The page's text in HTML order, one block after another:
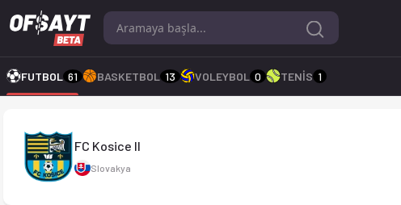
FC Kosice II 25-26 sezonu | 3. Liga East'de 11. sırada, 29 puan.
FUTBOL 61 BASKETBOL 13 VOLEYBOL 0 TENİS 1
FC Kosice II
Slovakya